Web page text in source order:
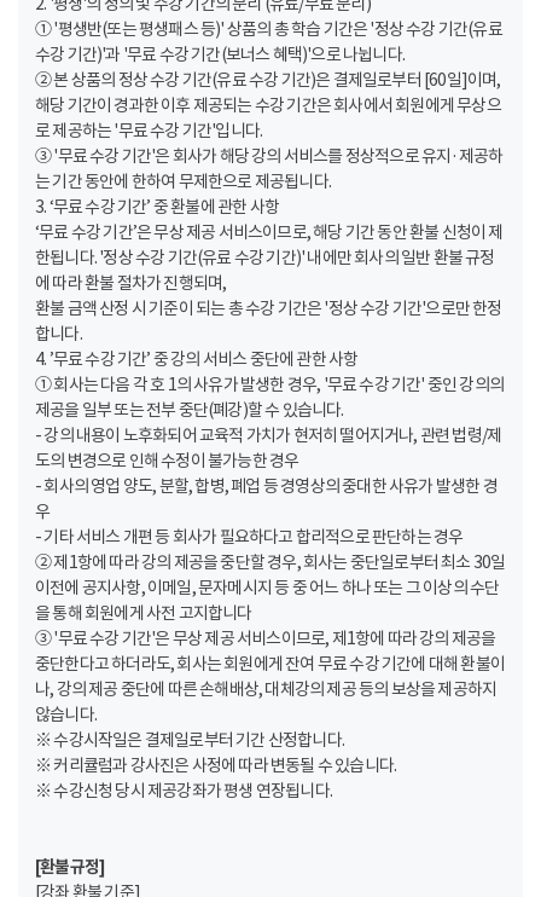
① '평생반(또는 평생패스 등)' 상품의 총 학습 기간은 '정상 수강 기간(유료
수강 기간)'과 '무료 수강 기간(보너스 혜택)'으로 나뉩니다.
② 본 상품의 정상 수강 기간(유료 수강 기간)은 결제일로부터 [60일]이며,
해당 기간이 경과한 이후 제공되는 수강 기간은 회사에서 회원에게 무상으
로 제공하는 '무료 수강 기간'입니다.
③ '무료 수강 기간'은 회사가 해당 강의 서비스를 정상적으로 유지·제공하
는 기간 동안에 한하여 무제한으로 제공됩니다.
3. ‘무료 수강 기간’ 중 환불에 관한 사항
‘무료 수강 기간’은 무상 제공 서비스이므로, 해당 기간 동안 환불 신청이 제
한됩니다. '정상 수강 기간(유료 수강 기간)' 내에만 회사의 일반 환불 규정
에 따라 환불 절차가 진행되며,
환불 금액 산정 시 기준이 되는 총 수강 기간은 '정상 수강 기간'으로만 한정
합니다.
4. ’무료 수강 기간’ 중 강의 서비스 중단에 관한 사항
① 회사는 다음 각 호 1의 사유가 발생한 경우, '무료 수강 기간' 중인 강의의
제공을 일부 또는 전부 중단(폐강)할 수 있습니다.
- 강의 내용이 노후화되어 교육적 가치가 현저히 떨어지거나, 관련 법령/제
도의 변경으로 인해 수정이 불가능한 경우
- 회사의 영업 양도, 분할, 합병, 폐업 등 경영상의 중대한 사유가 발생한 경
우
- 기타 서비스 개편 등 회사가 필요하다고 합리적으로 판단하는 경우
② 제1항에 따라 강의 제공을 중단할 경우, 회사는 중단일로부터 최소 30일
이전에 공지사항, 이메일, 문자메시지 등 중 어느 하나 또는 그 이상의 수단
을 통해 회원에게 사전 고지합니다
③ '무료 수강 기간'은 무상 제공 서비스이므로, 제1항에 따라 강의 제공을
중단한다고 하더라도, 회사는 회원에게 잔여 무료 수강 기간에 대해 환불이
나, 강의 제공 중단에 따른 손해배상, 대체강의 제공 등의 보상을 제공하지
않습니다.
※ 수강시작일은 결제일로부터 기간 산정합니다.
※ 커리큘럼과 강사진은 사정에 따라 변동될 수 있습니다.
※ 수강신청 당시 제공강좌가 평생 연장됩니다.
[환불규정]
[강좌 환불 기준]